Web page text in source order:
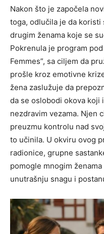
Nakon što je započela
toga, odlučila je da
drugim ženama koje se
Pokrenula je program
Femmes”, sa ciljem da
prošle kroz emotivne
žena zaslužuje da
da se oslobodi okova koji
nezdravim vezama. Njen
preuzmu kontrolu nad
to učinila. U okviru ovog
radionice, grupne
pomogle mnogim
unutrašnju snagu i